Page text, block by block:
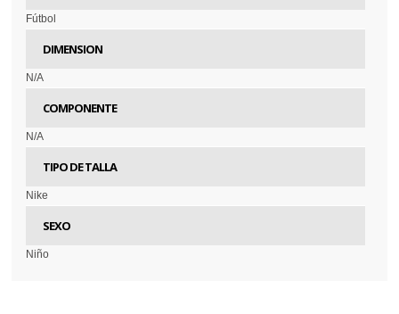
Fútbol
DIMENSION
N/A
COMPONENTE
N/A
TIPO DE TALLA
Nike
SEXO
Niño